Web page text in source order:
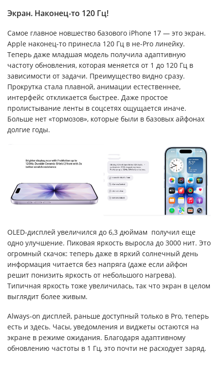
Экран. Наконец-то 120 Гц!
Самое главное новшество базового iPhone 17 — это экран.
Apple наконец-то принесла 120 Гц в не-Pro линейку.
Теперь даже младшая модель получила адаптивную
частоту обновления, которая меняется от 1 до 120 Гц в
зависимости от задачи. Преимущество видно сразу.
Прокрутка стала плавной, анимации естественнее,
интерфейс откликается быстрее. Даже простое
пролистывание ленты в соцсетях ощущается иначе.
Больше нет «тормозов», которые были в базовых айфонах
долгие годы.
OLED-дисплей увеличился до 6,3 дюймам получил еще
одно улучшение. Пиковая яркость выросла до 3000 нит. Это
огромный скачок: теперь даже в яркий солнечный день
информация читается без напряга (даже если айфон
решит понизить яркость от небольшого нагрева).
Типичная яркость тоже увеличилась, так что экран в целом
выглядит более живым.
Always-on дисплей, раньше доступный только в Pro, теперь
есть и здесь. Часы, уведомления и виджеты остаются на
экране в режиме ожидания. Благодаря адаптивному
обновлению частоты в 1 Гц, это почти не расходует заряд.